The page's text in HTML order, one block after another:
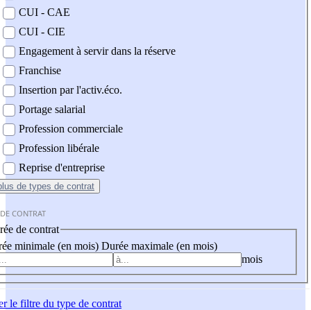
CUI - CAE
CUI - CIE
Engagement à servir dans la réserve
Franchise
Insertion par l'activ.éco.
Portage salarial
Profession commerciale
Profession libérale
Reprise d'entreprise
de types de contrat
CONTRAT
de contrat
minimale (en mois) Durée maximale (en mois)
mois
le filtre du type de contrat